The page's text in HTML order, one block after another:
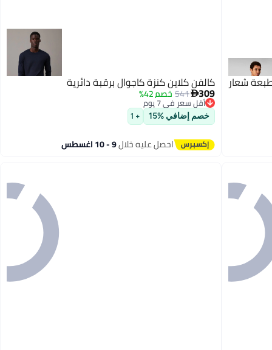
شعار كالفن كلاين كنزة كاجوال برقبة دائرية
309
541خصم 42%
أقل سعر في 7 يوم
توصيل مجاني
أقل سعر في 7 يوم
خصم إضافي %15 + 1
احصل عليه خلال9 - 10 اغسطس